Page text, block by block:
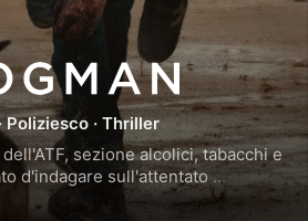
Poliziesco · Thriller
sezione alcolici, tabacchi e
d'indagare sull'attentato
esplodere e affondare un traghetto